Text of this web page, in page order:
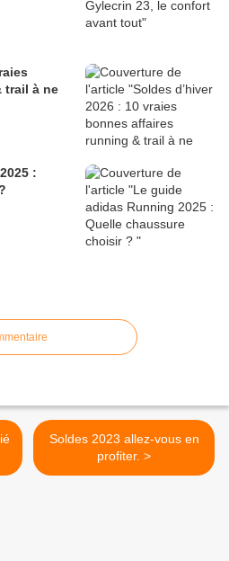
trail à ne
:
Soldes 2023 allez-vous en
profiter. >